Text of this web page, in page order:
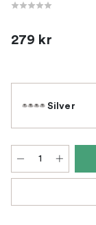
279 kr
Silver